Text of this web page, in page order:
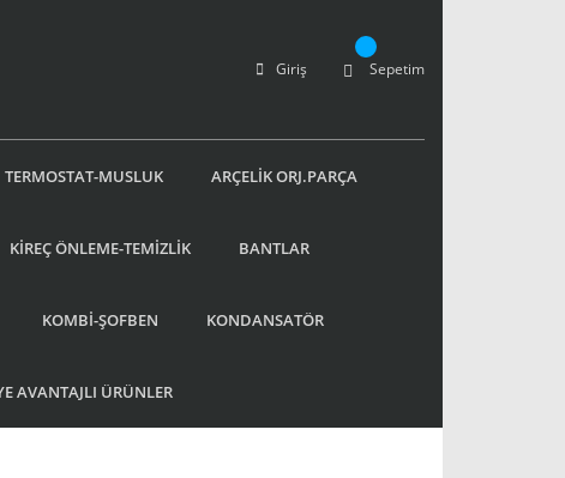
Giriş Sepetim
TERMOSTAT-MUSLUK ARÇELİK ORJ.PARÇA
KİREÇ ÖNLEME-TEMİZLİK BANTLAR
KOMBİ-ŞOFBEN KONDANSATÖR
AVANTAJLI ÜRÜNLER